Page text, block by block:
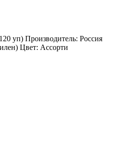
уп) Производитель: Россия
Цвет: Ассорти